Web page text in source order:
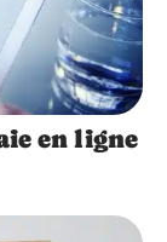
en ligne